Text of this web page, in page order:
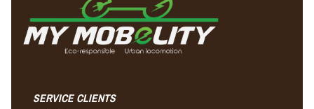
SERVICE CLIENTS